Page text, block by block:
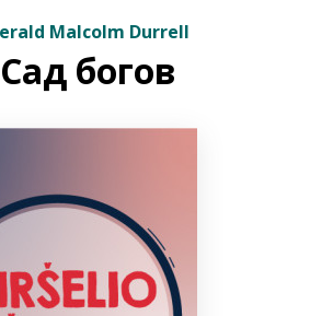
Malcolm Durrell
Сад богов